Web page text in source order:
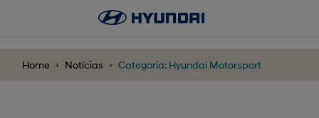
Home Notícias Categoria: Hyundai Motorsport